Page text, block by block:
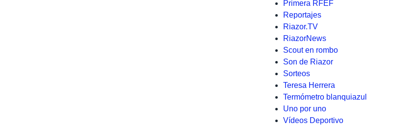
Primera RFEF
Reportajes
Riazor.TV
RiazorNews
Scout en rombo
Son de Riazor
Sorteos
Teresa Herrera
Termómetro blanquiazul
Uno por uno
Vídeos Deportivo